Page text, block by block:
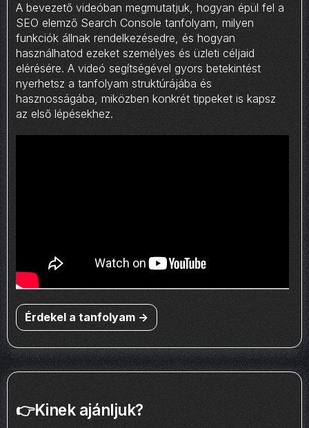
A bevezető videóban megmutatjuk, hogyan épül fel a
SEO elemző Search Console tanfolyam, milyen
funkciók állnak rendelkezésedre, és hogyan
használhatod ezeket személyes és üzleti céljaid
elérésére. A videó segítségével gyors betekintést
nyerhetsz a tanfolyam struktúrájába és
hasznosságába, miközben konkrét tippeket is kapsz
az első lépésekhez.
Érdekel a tanfolyam ->
👉Kinek ajánljuk?